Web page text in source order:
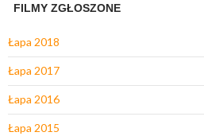
FILMY ZGŁOSZONE
Łapa 2018
Łapa 2017
Łapa 2016
Łapa 2015